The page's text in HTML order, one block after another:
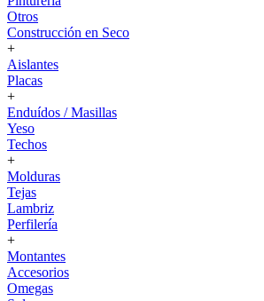
Otros
Construcción en Seco
+
Aislantes
Placas
+
Enduídos / Masillas
Yeso
Techos
+
Molduras
Tejas
Lambriz
Perfilería
+
Montantes
Accesorios
Omegas